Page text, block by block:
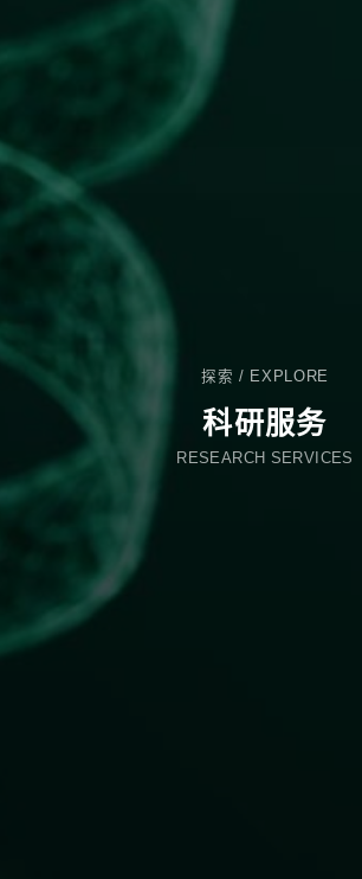
探索 / EXPLORE
科研服务
RESEARCH SERVICES